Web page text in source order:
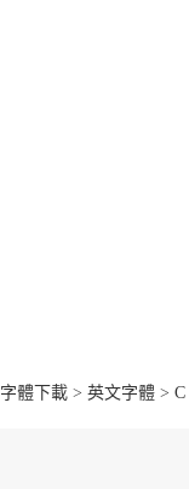
字體下載 > 英文字體 > C